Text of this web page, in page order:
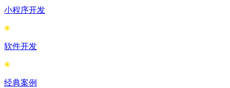
小程序开发
软件开发
经典案例